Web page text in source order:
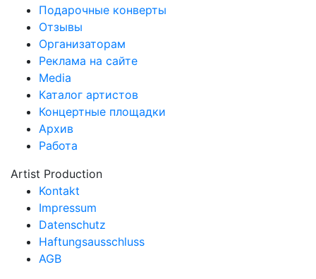
Подарочные конверты
Отзывы
Организаторам
Реклама на сайте
Media
Каталог артистов
Концертные площадки
Архив
Работа
Artist Production
Kontakt
Impressum
Datenschutz
Haftungsausschluss
AGB